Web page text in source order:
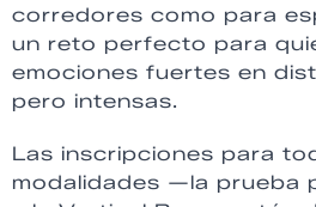
corredores como para
un reto perfecto para
emociones fuertes en
pero intensas.
Las inscripciones para
modalidades —la prueba